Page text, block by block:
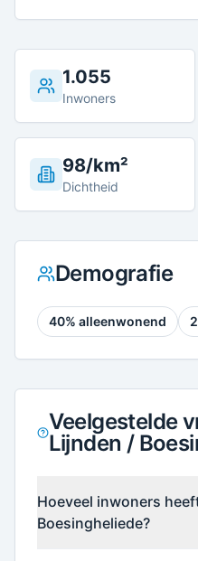
1.055
Inwoners
98/km²
Dichtheid
Demografie
40% alleenwonend
Veelgestelde
Lijnden /
Hoeveel inwoners
Boesingheliede?